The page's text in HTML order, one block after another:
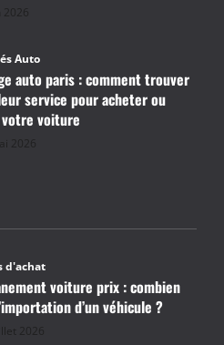
Auto
auto paris : comment trouver
service pour acheter ou
voiture
2026
d'achat
voiture prix : combien
d’un véhicule ?
2026